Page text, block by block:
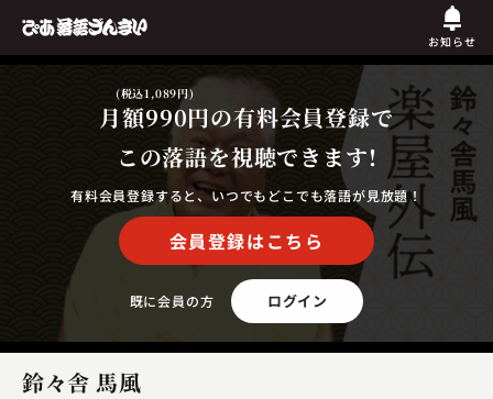
お知らせ
月額990円
(税込1,089円)
の有料会員登録で
この落語を視聴できます!
有料会員登録すると、いつでもどこでも落語が見放題！
会員登録はこちら
既に会員の方 ログイン
鈴々舎 馬風